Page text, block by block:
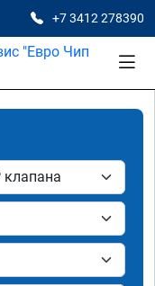
+7 3412 278390